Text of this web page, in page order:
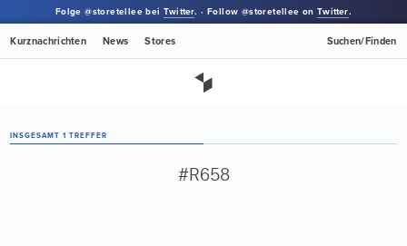
Folge @storetellee beiTwitter. · Follow @storetellee onTwitter.
Kurznachrichten News Stores Suchen/Finden
INSGESAMT 1 TREFFER
#R658